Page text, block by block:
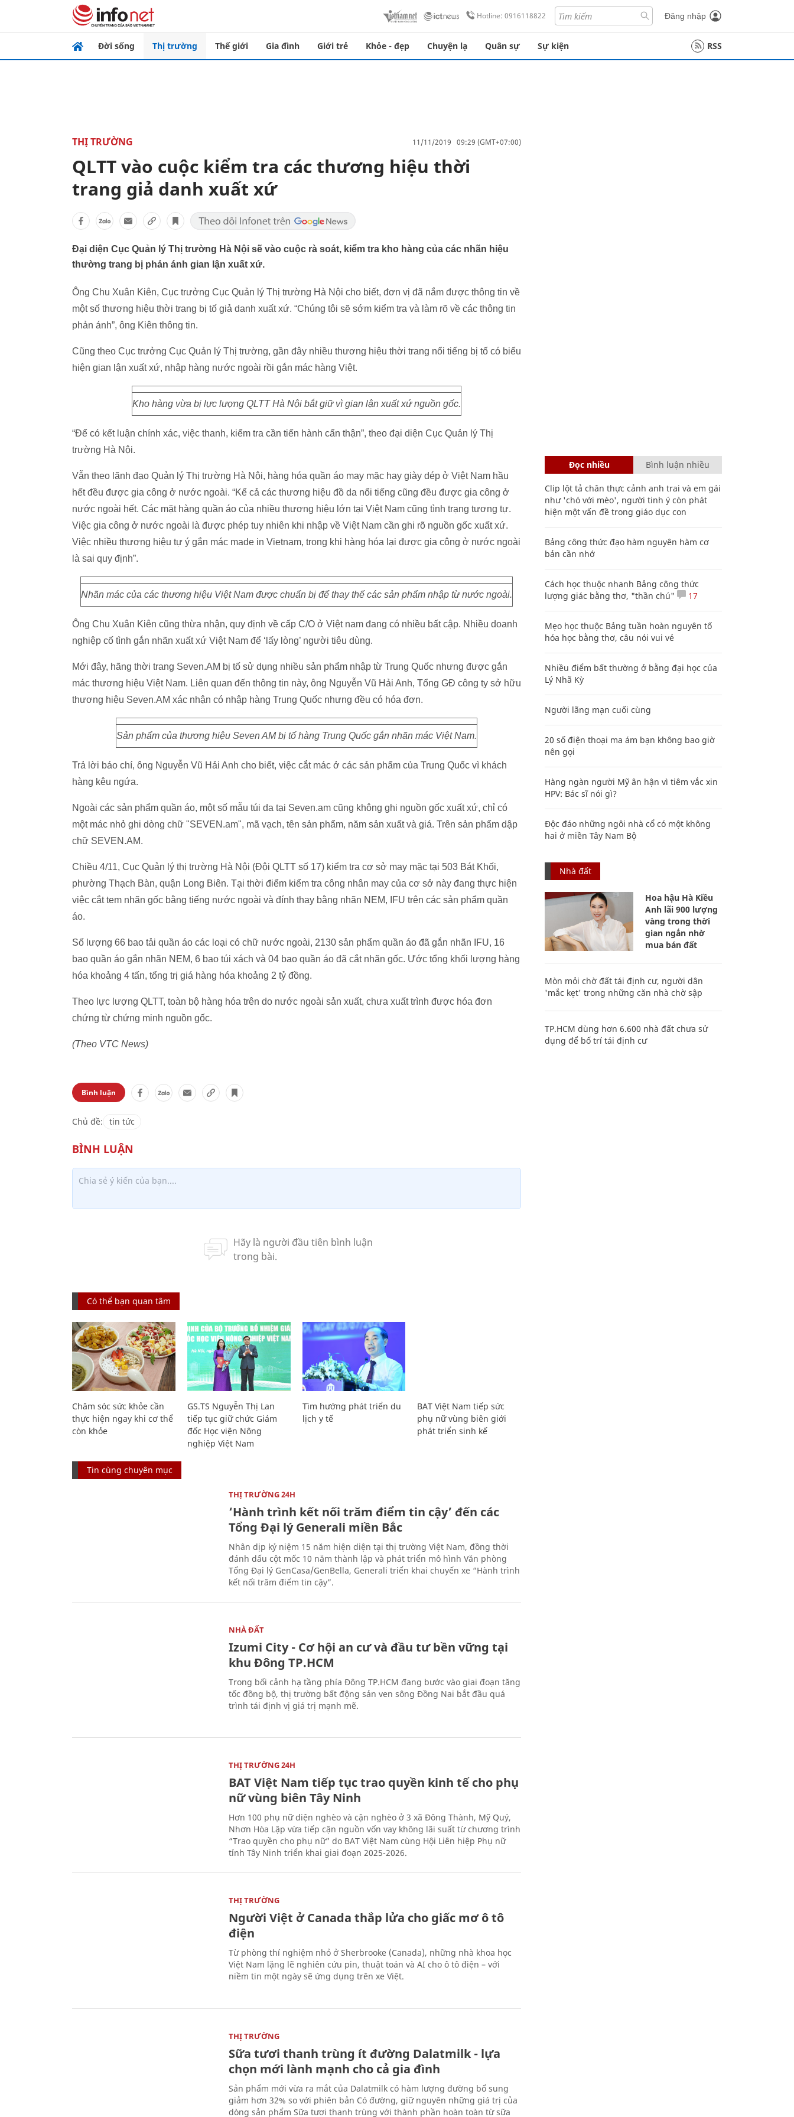
Hotline: 0916118822 Đăng nhập
Đời sống Thị trường Thế giới Gia đình Giới trẻ Khỏe - đẹp Chuyện lạ Quân sự Sự kiện RSS
THỊ TRƯỜNG 11/11/2019 09:29 (GMT+07:00)
QLTT vào cuộc kiểm tra các thương hiệu thời
trang giả danh xuất xứ
Đại diện Cục Quản lý Thị trường Hà Nội sẽ vào cuộc rà soát, kiểm tra kho hàng của các nhãn hiệu
thường trang bị phản ánh gian lận xuất xứ.
Ông Chu Xuân Kiên, Cục trưởng Cục Quản lý Thị trường Hà Nội cho biết, đơn vị đã nắm được thông tin về
một số thương hiệu thời trang bị tố giả danh xuất xứ. “Chúng tôi sẽ sớm kiểm tra và làm rõ về các thông tin
phản ánh”, ông Kiên thông tin.
Cũng theo Cục trưởng Cục Quản lý Thị trường, gần đây nhiều thương hiệu thời trang nổi tiếng bị tố có biểu
hiện gian lận xuất xứ, nhập hàng nước ngoài rồi gắn mác hàng Việt.
Kho hàng vừa bị lực lượng QLTT Hà Nội bắt giữ vì gian lận xuất xứ nguồn gốc.
“Để có kết luận chính xác, việc thanh, kiểm tra cần tiến hành cẩn thận”, theo đại diện Cục Quản lý Thị
trường Hà Nội.
Vẫn theo lãnh đạo Quản lý Thị trường Hà Nội, hàng hóa quần áo may mặc hay giày dép ở Việt Nam hầu
hết đều được gia công ở nước ngoài. “Kể cả các thương hiệu đồ da nổi tiếng cũng đều được gia công ở
nước ngoài hết. Các mặt hàng quần áo của nhiều thương hiệu lớn tại Việt Nam cũng tình trạng tương tự.
Việc gia công ở nước ngoài là được phép tuy nhiên khi nhập về Việt Nam cần ghi rõ nguồn gốc xuất xứ.
Việc nhiều thương hiệu tự ý gắn mác made in Vietnam, trong khi hàng hóa lại được gia công ở nước ngoài
là sai quy định”.
Nhãn mác của các thương hiệu Việt Nam được chuẩn bị để thay thế các sản phẩm nhập từ nước ngoài.
Ông Chu Xuân Kiên cũng thừa nhận, quy định về cấp C/O ở Việt nam đang có nhiều bất cập. Nhiều doanh
nghiệp cố tình gắn nhãn xuất xứ Việt Nam để ‘lấy lòng’ người tiêu dùng.
Mới đây, hãng thời trang Seven.AM bị tố sử dụng nhiều sản phẩm nhập từ Trung Quốc nhưng được gắn
mác thương hiệu Việt Nam. Liên quan đến thông tin này, ông Nguyễn Vũ Hải Anh, Tổng GĐ công ty sở hữu
thương hiệu Seven.AM xác nhận có nhập hàng Trung Quốc nhưng đều có hóa đơn.
Sản phẩm của thương hiệu Seven AM bị tố hàng Trung Quốc gắn nhãn mác Việt Nam.
Trả lời báo chí, ông Nguyễn Vũ Hải Anh cho biết, việc cắt mác ở các sản phẩm của Trung Quốc vì khách
hàng kêu ngứa.
Ngoài các sản phẩm quần áo, một số mẫu túi da tại Seven.am cũng không ghi nguồn gốc xuất xứ, chỉ có
một mác nhỏ ghi dòng chữ "SEVEN.am", mã vạch, tên sản phẩm, năm sản xuất và giá. Trên sản phẩm dập
chữ SEVEN.AM.
Chiều 4/11, Cục Quản lý thị trường Hà Nội (Đội QLTT số 17) kiểm tra cơ sở may mặc tại 503 Bát Khối,
phường Thạch Bàn, quận Long Biên. Tại thời điểm kiểm tra công nhân may của cơ sở này đang thực hiện
việc cắt tem nhãn gốc bằng tiếng nước ngoài và đính thay bằng nhãn NEM, IFU trên các sản phẩm quần
áo.
Số lượng 66 bao tải quần áo các loại có chữ nước ngoài, 2130 sản phẩm quần áo đã gắn nhãn IFU, 16
bao quần áo gắn nhãn NEM, 6 bao túi xách và 04 bao quần áo đã cắt nhãn gốc. Ước tổng khối lượng hàng
hóa khoảng 4 tấn, tổng trị giá hàng hóa khoảng 2 tỷ đồng.
Theo lực lượng QLTT, toàn bộ hàng hóa trên do nước ngoài sản xuất, chưa xuất trình được hóa đơn
chứng từ chứng minh nguồn gốc.
(Theo VTC News)
Bình luận
Chủ đề: tin tức
Có thể bạn quan tâm
Chăm sóc sức khỏe cần
thực hiện ngay khi cơ thể
còn khỏe
GS.TS Nguyễn Thị Lan
tiếp tục giữ chức Giám
đốc Học viện Nông
nghiệp Việt Nam
Tìm hướng phát triển du
lịch y tế
BAT Việt Nam tiếp sức
phụ nữ vùng biên giới
phát triển sinh kế
Tin cùng chuyên mục
THỊ TRƯỜNG 24H
‘Hành trình kết nối trăm điểm tin cậy’ đến các
Tổng Đại lý Generali miền Bắc
Nhân dịp kỷ niệm 15 năm hiện diện tại thị trường Việt Nam, đồng thời
đánh dấu cột mốc 10 năm thành lập và phát triển mô hình Văn phòng
Tổng Đại lý GenCasa/GenBella, Generali triển khai chuyến xe “Hành trình
kết nối trăm điểm tin cậy”.
NHÀ ĐẤT
Izumi City - Cơ hội an cư và đầu tư bền vững tại
khu Đông TP.HCM
Trong bối cảnh hạ tầng phía Đông TP.HCM đang bước vào giai đoạn tăng
tốc đồng bộ, thị trường bất động sản ven sông Đồng Nai bắt đầu quá
trình tái định vị giá trị mạnh mẽ.
THỊ TRƯỜNG 24H
BAT Việt Nam tiếp tục trao quyền kinh tế cho phụ
nữ vùng biên Tây Ninh
Hơn 100 phụ nữ diện nghèo và cận nghèo ở 3 xã Đông Thành, Mỹ Quý,
Nhơn Hòa Lập vừa tiếp cận nguồn vốn vay không lãi suất từ chương trình
“Trao quyền cho phụ nữ” do BAT Việt Nam cùng Hội Liên hiệp Phụ nữ
tỉnh Tây Ninh triển khai giai đoạn 2025-2026.
THỊ TRƯỜNG
Người Việt ở Canada thắp lửa cho giấc mơ ô tô
điện
Từ phòng thí nghiệm nhỏ ở Sherbrooke (Canada), những nhà khoa học
Việt Nam lặng lẽ nghiên cứu pin, thuật toán và AI cho ô tô điện – với
niềm tin một ngày sẽ ứng dụng trên xe Việt.
THỊ TRƯỜNG
Sữa tươi thanh trùng ít đường Dalatmilk - lựa
chọn mới lành mạnh cho cả gia đình
Sản phẩm mới vừa ra mắt của Dalatmilk có hàm lượng đường bổ sung
giảm hơn 32% so với phiên bản Có đường, giữ nguyên những giá trị của
dòng sản phẩm Sữa tươi thanh trùng với thành phần hoàn toàn từ sữa
Đọc nhiều Bình luận nhiều
Clip lột tả chân thực cảnh anh trai và em gái
như 'chó với mèo', người tinh ý còn phát
hiện một vấn đề trong giáo dục con
Bảng công thức đạo hàm nguyên hàm cơ
bản cần nhớ
Cách học thuộc nhanh Bảng công thức
lượng giác bằng thơ, "thần chú"
17
Mẹo học thuộc Bảng tuần hoàn nguyên tố
hóa học bằng thơ, câu nói vui vẻ
Nhiều điểm bất thường ở bằng đại học của
Lý Nhã Kỳ
Người lãng mạn cuối cùng
20 số điện thoại ma ám bạn không bao giờ
nên gọi
Hàng ngàn người Mỹ ân hận vì tiêm vắc xin
HPV: Bác sĩ nói gì?
Độc đáo những ngôi nhà cổ có một không
hai ở miền Tây Nam Bộ
Nhà đất
Hoa hậu Hà Kiều
Anh lãi 900 lượng
vàng trong thời
gian ngắn nhờ
mua bán đất
Mòn mỏi chờ đất tái định cư, người dân
'mắc kẹt' trong những căn nhà chờ sập
TP.HCM dùng hơn 6.600 nhà đất chưa sử
dụng để bố trí tái định cư